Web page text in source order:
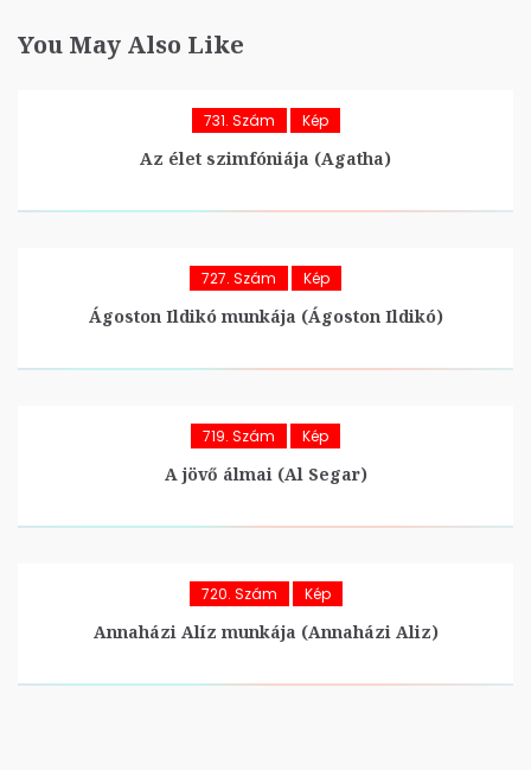
You May Also Like
731. Szám Kép
Az élet szimfóniája (Agatha)
727. Szám Kép
Ágoston Ildikó munkája (Ágoston Ildikó)
719. Szám Kép
A jövő álmai (Al Segar)
720. Szám Kép
Annaházi Alíz munkája (Annaházi Aliz)